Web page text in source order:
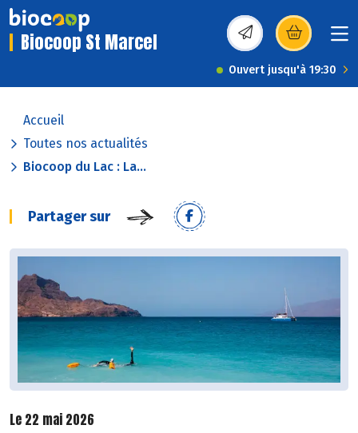
Biocoop St Marcel (s’ouvre dans une
Ouvert jusqu'à 19:30
Accueil
Toutes nos actualités
Biocoop du Lac : La...
Partager sur
Le 22 mai 2026